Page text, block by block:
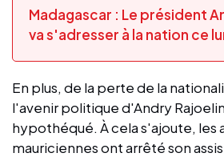
Madagascar : Le président
va s'adresser à la nation ce
En plus, de la perte de la
l'avenir politique d'Andry
hypothéqué. À cela s'ajoute, les
mauriciennes ont arrêté son